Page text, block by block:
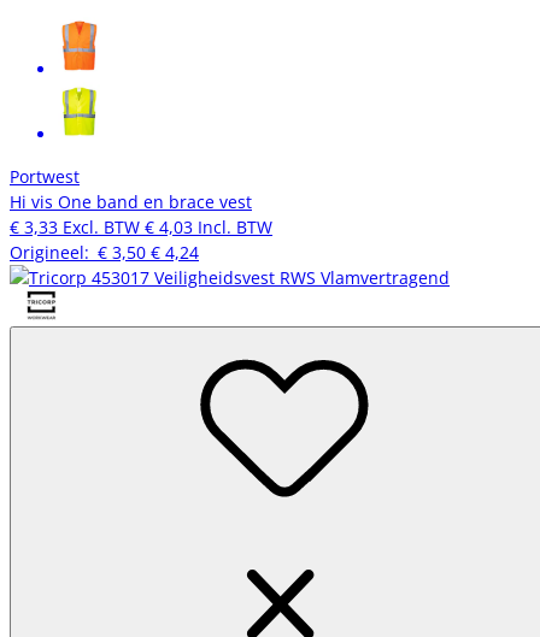
Portwest
Hi vis One band en brace vest
€ 3,33 Excl. BTW € 4,03 Incl. BTW
Origineel: € 3,50 € 4,24